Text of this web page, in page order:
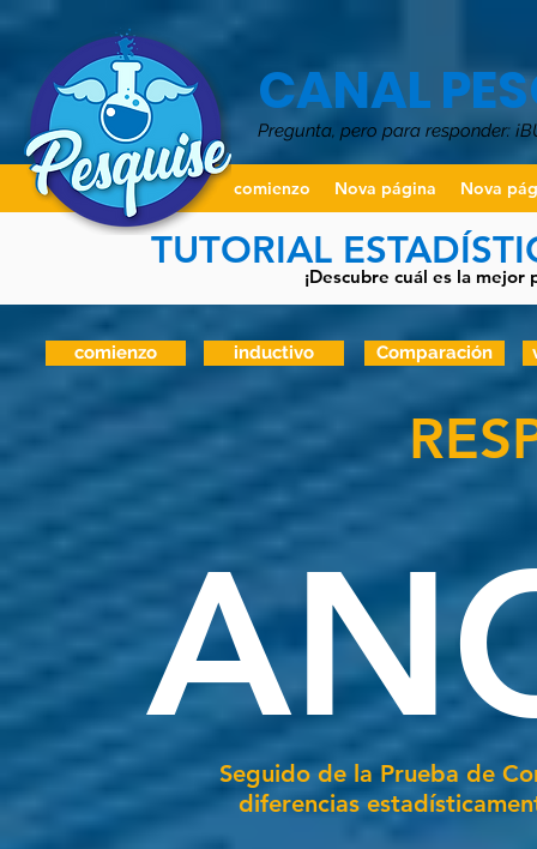
CANAL
Pregunta, pero para responder:
comienzo Nova página Nova
TUTORIAL
¡Descubre cuál es la
comienzo inductivo Comparación
Seguido de la Prueba de
diferencias